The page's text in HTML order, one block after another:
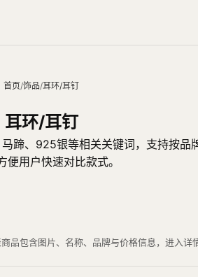
首页/饰品/耳环/耳钉
耳环/耳钉
蹄、925银等相关关键词，支持按
便用户快速对比款式。
包含图片、名称、品牌与价格信息，进入